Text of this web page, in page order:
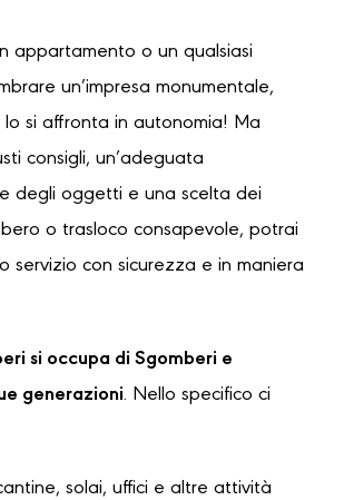
appartamento o un qualsiasi
un’impresa monumentale,
si affronta in autonomia! Ma
consigli, un’adeguata
degli oggetti e una scelta dei
o trasloco consapevole, potrai
servizio con sicurezza e in maniera
si occupa di Sgomberi e
generazioni. Nello specifico ci
solai, uffici e altre attività